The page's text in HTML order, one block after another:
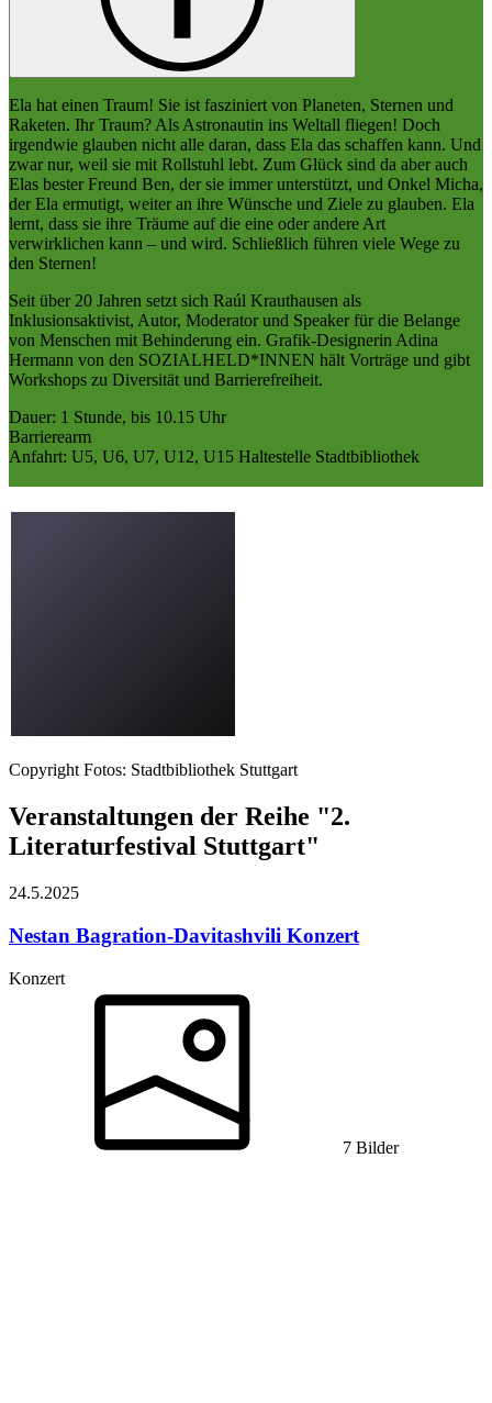
Ela hat einen Traum! Sie ist fasziniert von Planeten, Sternen und
Raketen. Ihr Traum? Als Astronautin ins Weltall fliegen! Doch
irgendwie glauben nicht alle daran, dass Ela das schaffen kann. Und
zwar nur, weil sie mit Rollstuhl lebt. Zum Glück sind da aber auch
Elas bester Freund Ben, der sie immer unterstützt, und Onkel Micha,
der Ela ermutigt, weiter an ihre Wünsche und Ziele zu glauben. Ela
lernt, dass sie ihre Träume auf die eine oder andere Art
verwirklichen kann – und wird. Schließlich führen viele Wege zu
den Sternen!
Seit über 20 Jahren setzt sich Raúl Krauthausen als
Inklusionsaktivist, Autor, Moderator und Speaker für die Belange
von Menschen mit Behinderung ein. Grafik-Designerin Adina
Hermann von den SOZIALHELD*INNEN hält Vorträge und gibt
Workshops zu Diversität und Barrierefreiheit.
Dauer: 1 Stunde, bis 10.15 Uhr
Barrierearm
Anfahrt: U5, U6, U7, U12, U15 Haltestelle Stadtbibliothek
Copyright Fotos: Stadtbibliothek Stuttgart
Veranstaltungen der Reihe "2.
Literaturfestival Stuttgart"
24.5.2025
Nestan Bagration-Davitashvili Konzert
Konzert
7 Bilder